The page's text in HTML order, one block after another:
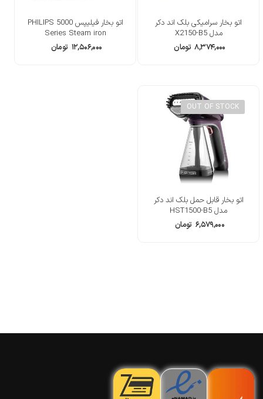
اتو بخار سرامیکی بلک اند دکر
مدل X2150-B5
۸,۳۷۴,۰۰۰ تومان
اتو بخار فیلیپس PHILIPS 5000
Series Steam iron
۱۲,۵۰۶,۰۰۰ تومان
OUT OF STOCK
اتو بخار قابل حمل بلک اند دکر
مدل HST1500-B5
۶,۵۷۹,۰۰۰ تومان